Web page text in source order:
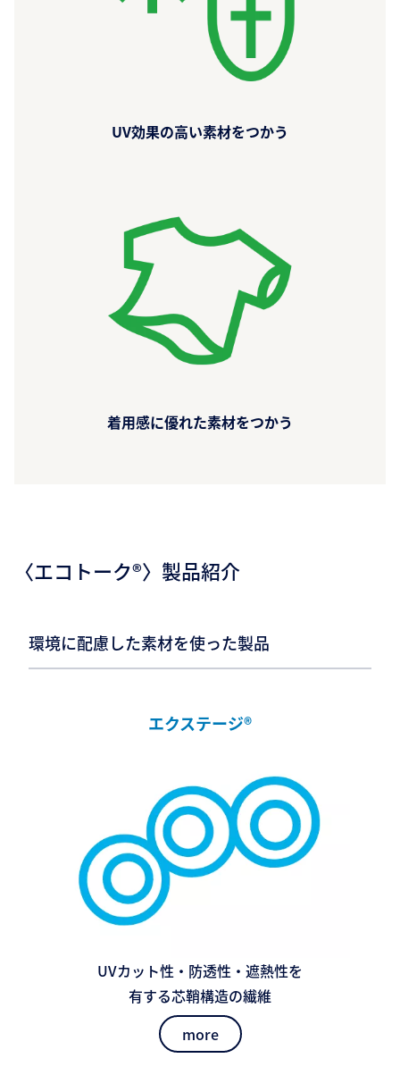
UV効果の高い素材をつかう
着用感に優れた素材をつかう
〈エコトーク®〉製品紹介
環境に配慮した素材を使った製品
エクステージ®
UVカット性・防透性・遮熱性を
有する芯鞘構造の繊維
more